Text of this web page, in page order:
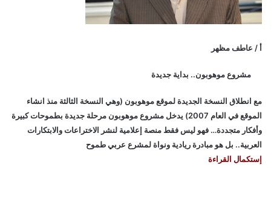
أ / عاطف مظهر
مشروع موهوبون.. بداية جديدة
مع انطلاق النسخة الجديدة لموقع موهوبون (وهي النسخة الثالثة منذ انشاء
الموقع في العام 2007) يدخل مشروع موهوبون مرحلة جديدة بطموحات كبيرة
وأفكار متجددة… فهو ليس فقط منصة إعلامية لنشر الاختراعات والابتكارات
العربية.. بل هو مبادرة ريادية ونواة لمشرع عربي طموح
إستكمال القراءة